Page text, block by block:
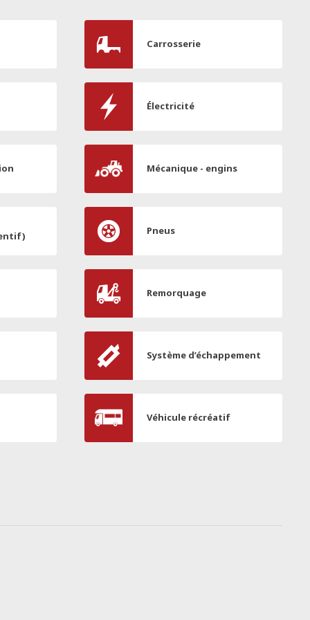
Carrosserie
Électricité
Mécanique - engins
Pneus
Remorquage
Système d’échappement
Véhicule récréatif